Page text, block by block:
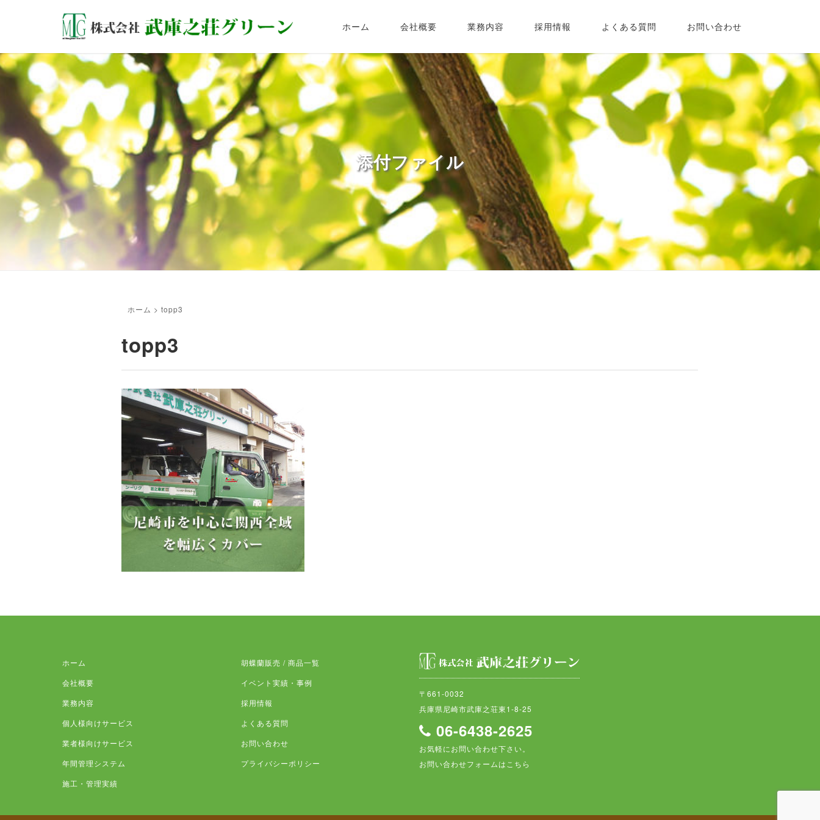
ホーム 会社概要 業務内容 採用情報 よくある質問 お問い合わせ
添付ファイル
ホーム >topp3
topp3
ホーム
会社概要
業務内容
個人様向けサービス
業者様向けサービス
年間管理システム
施工・管理実績
胡蝶蘭販売 / 商品一覧
イベント実績・事例
採用情報
よくある質問
お問い合わせ
プライバシーポリシー
〒661-0032
兵庫県尼崎市武庫之荘東1-8-25
06-6438-2625
お気軽にお問い合わせ下さい。
お問い合わせフォームはこちら